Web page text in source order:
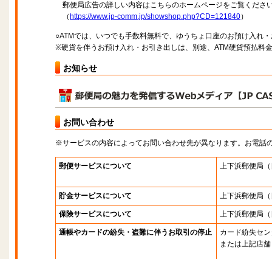
郵便局広告の詳しい内容はこちらのホームページをご覧くださ
（ https://www.jp-comm.jp/showshop.php?CD=121840）
○ATMでは、いつでも手数料無料で、ゆうちょ口座のお預け入れ
※硬貨を伴うお預け入れ・お引き出しは、別途、ATM硬貨預払料
お知らせ
お問い合わせ
※サービスの内容によってお問い合わせ先が異なります。お電話
郵便サービスについて 上下浜郵便局
貯金サービスについて 上下浜郵便局
保険サービスについて 上下浜郵便局
通帳やカードの紛失・盗難に伴うお取引の停止
カード紛失セ
または上記店舗